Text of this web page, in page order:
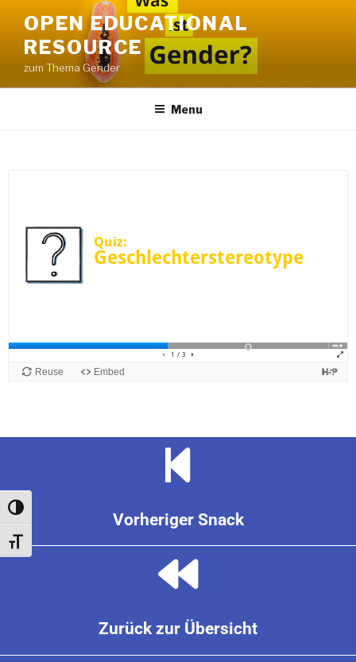
Toggle High Contrast
Toggle Font size
OPEN EDUCATIONAL
RESOURCE
zum Thema Gender
Menu
Vorheriger Snack
Zurück zur Übersicht